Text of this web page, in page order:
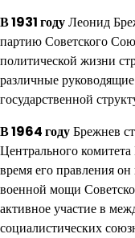
В 1931 годуЛеонид
партию Советского
политической жизни
различные
государственной
В 1964 годуБрежнев
Центрального
время его правления
военной мощи
активное участие в
социалистических